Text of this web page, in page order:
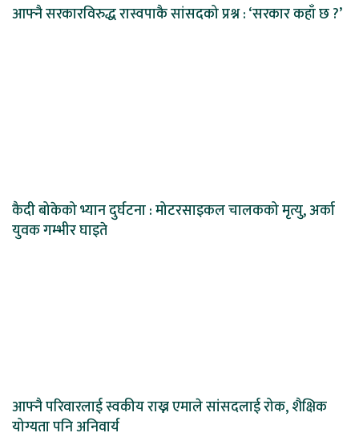
आफ्नै सरकारविरुद्ध रास्वपाकै सांसदको प्रश्न : ‘सरकार कहाँ छ ?’
कैदी बोकेको भ्यान दुर्घटना : मोटरसाइकल चालकको मृत्यु, अर्का
युवक गम्भीर घाइते
आफ्नै परिवारलाई स्वकीय राख्न एमाले सांसदलाई रोक, शैक्षिक
योग्यता पनि अनिवार्य